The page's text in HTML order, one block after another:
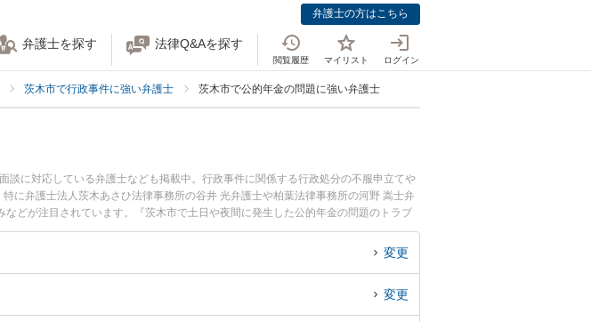
弁護士の方はこちら
弁護士を探す 法律Q&Aを探す
閲覧履歴 マイリスト ログイン
茨木市で行政事件に強い弁護士 茨木市で公的年金の問題に強い弁護士
に対応している弁護士なども掲載中。行政事件に関係する行政処分の不服申立てや
に弁護士法人茨木あさひ法律事務所の谷井 光弁護士や柏葉法律事務所の河野 嵩士弁
どが注目されています。『茨木市で土日や夜間に発生した公的年金の問題のトラブ
士を検索したい』『初回相談無料で公的年金の問題を法律相談できる茨木市内の弁護
変更
変更